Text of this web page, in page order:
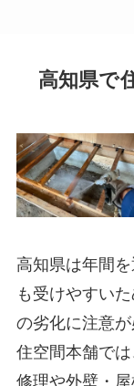
高知県で
高知県は年間
も受けやすい
の劣化に注意が
住空間本舗で
修理や外壁・